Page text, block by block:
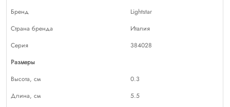
Бренд
Lightstar
Страна бренда
Италия
Серия
384028
Размеры
Высота, см
0.3
Длина, см
5.5